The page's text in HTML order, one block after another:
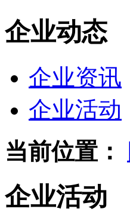
企业动态
企业资讯
企业活动
当前位置：
企业活动